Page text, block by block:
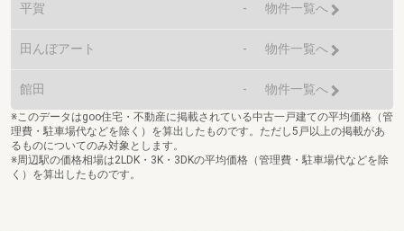
平賀 - 物件一覧へ
田んぼアート - 物件一覧へ
館田 - 物件一覧へ
※このデータはgoo住宅・不動産に掲載されている中古一戸建ての平均価格（管
理費・駐車場代などを除く）を算出したものです。ただし5戸以上の掲載があ
るものについてのみ対象とします。
※周辺駅の価格相場は2LDK・3K・3DKの平均価格（管理費・駐車場代などを除
く）を算出したものです。